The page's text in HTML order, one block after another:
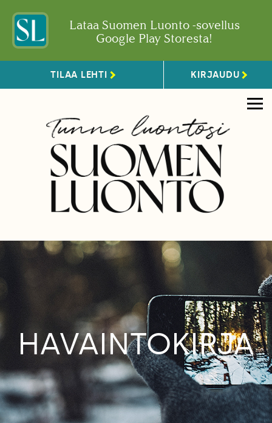
Lataa Suomen Luonto -sovellus
Google Play Storesta!
TILAA LEHTI KIRJAUDU
HAVAINTOKIRJA